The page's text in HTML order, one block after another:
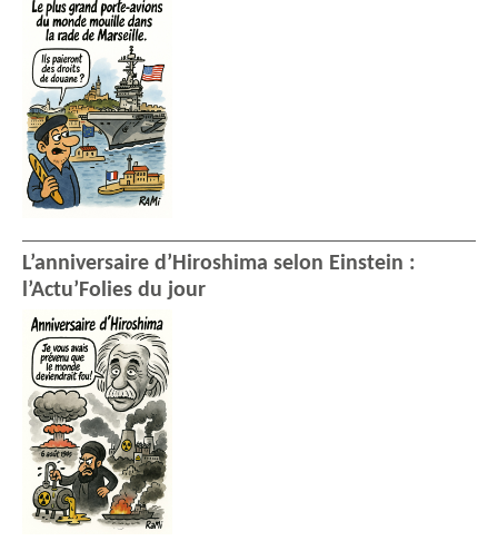
L’anniversaire d’Hiroshima selon Einstein :
l’Actu’Folies du jour